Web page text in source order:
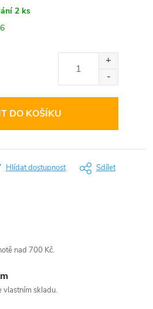
2 ks
DO KOŠÍKU
Hlídat dostupnost Sdílet
nad 700 Kč.
skladu.